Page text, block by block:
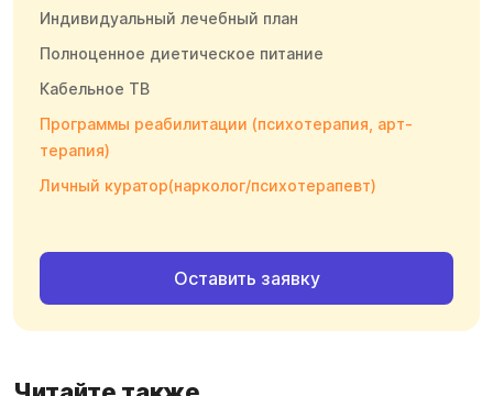
Индивидуальный лечебный план
Полноценное диетическое питание
Кабельное ТВ
Программы реабилитации (психотерапия, арт-
терапия)
Личный куратор(нарколог/психотерапевт)
Оставить заявку